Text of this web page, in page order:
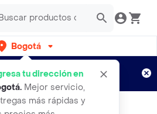
Bogotá
tu dirección en
. Mejor servicio,
más rápidas y
por semanas
Aplican TyC